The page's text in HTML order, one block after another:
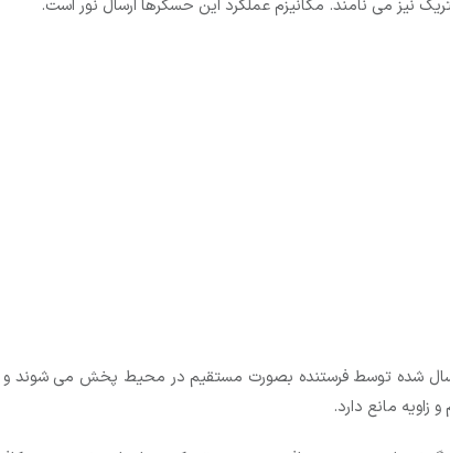
نیز می نامند. مکانیزم عملکرد این حسگرها ارسال نور است.
شده توسط فرستنده بصورت مستقیم در محیط پخش می شوند و
مانع دارد.